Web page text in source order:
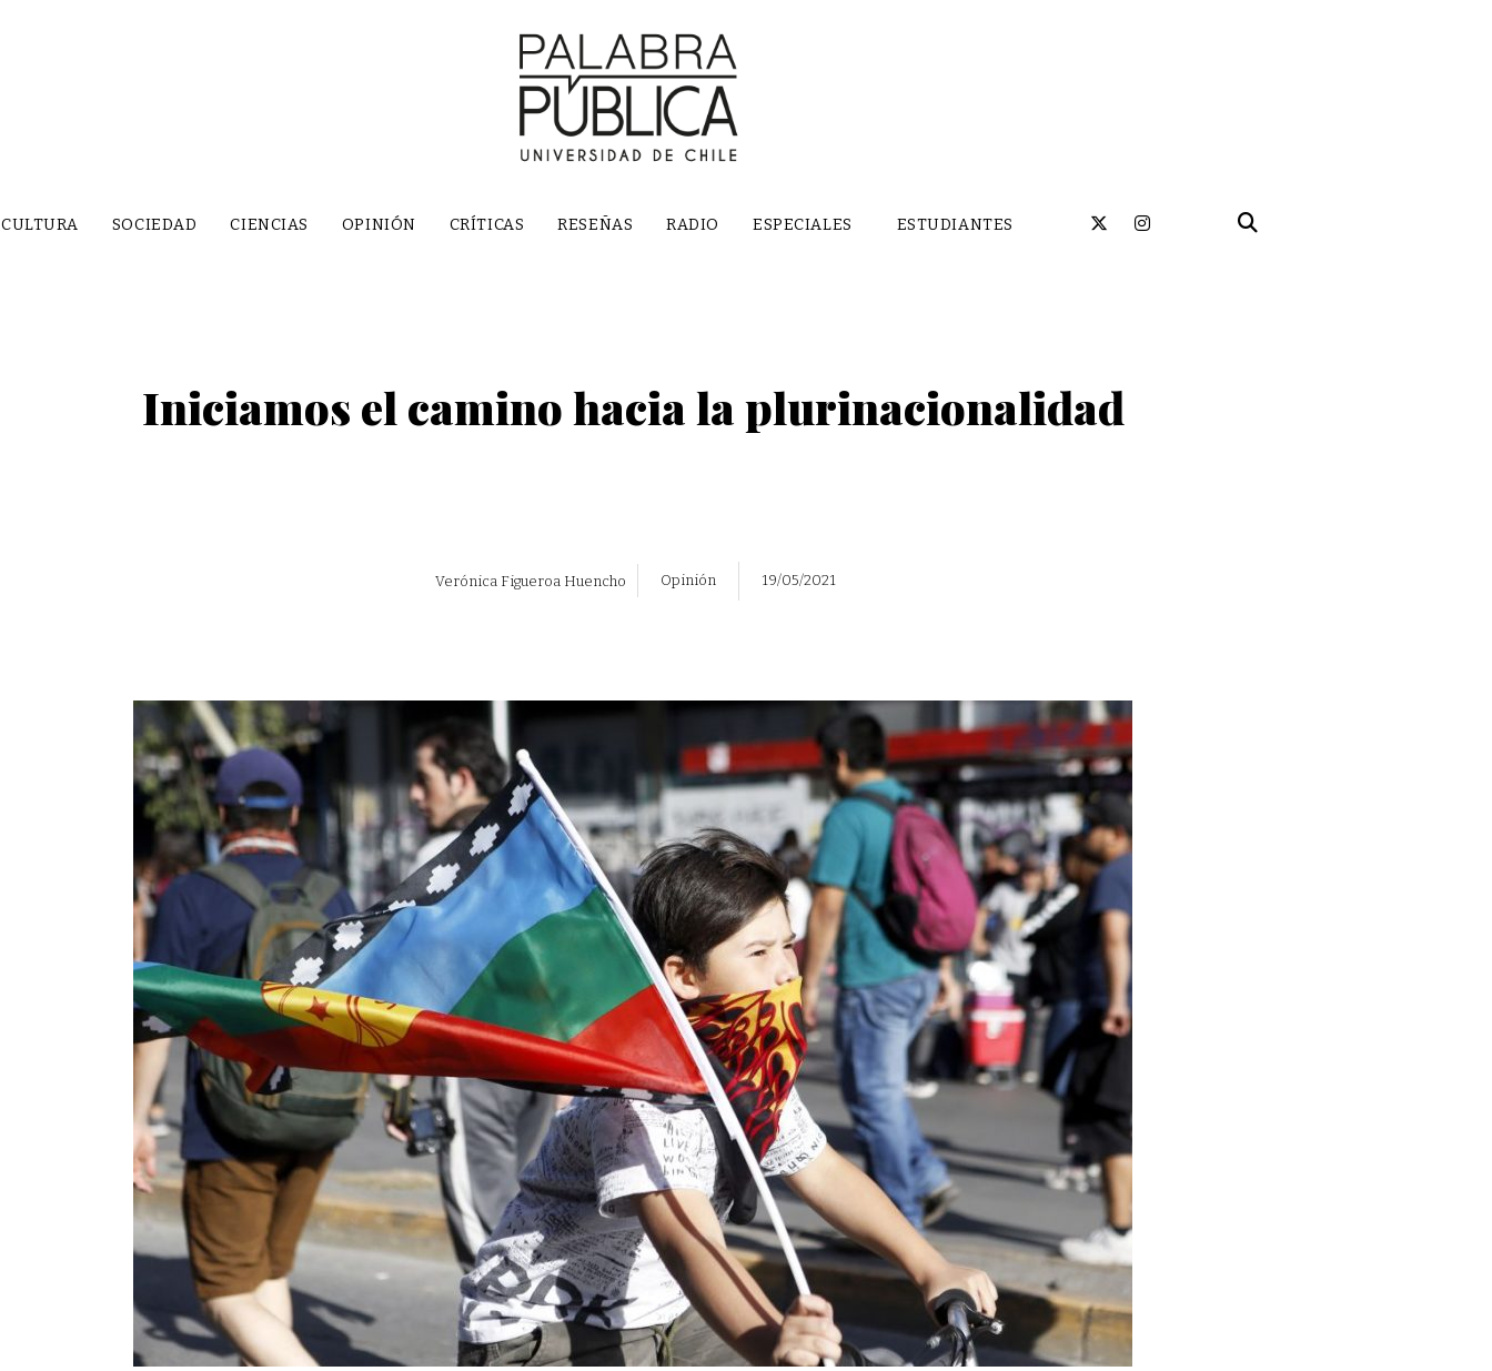
CULTURA SOCIEDAD CIENCIAS OPINIÓN CRÍTICAS RESEÑAS RADIO ESPECIALES ESTUDIANTES
Iniciamos el camino hacia la plurinacionalidad
Verónica Figueroa Huencho Opinión 19/05/2021